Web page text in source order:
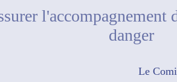
l'accompagnement
danger
Le